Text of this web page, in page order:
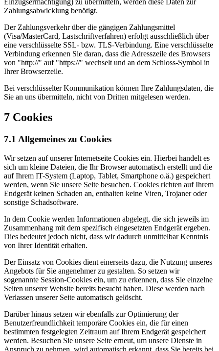
Zahlungsabwicklung benötigt.
Der Zahlungsverkehr über die gängigen Zahlungsmittel
(Visa/MasterCard, Lastschriftverfahren) erfolgt ausschließlich über
eine verschlüsselte SSL- bzw. TLS-Verbindung. Eine verschlüsselte
Verbindung erkennen Sie daran, dass die Adresszeile des Browsers
von "http://" auf "https://" wechselt und an dem Schloss-Symbol in
Ihrer Browserzeile.
Bei verschlüsselter Kommunikation können Ihre Zahlungsdaten, die
Sie an uns übermitteln, nicht von Dritten mitgelesen werden.
7 Cookies
7.1 Allgemeines zu Cookies
Wir setzen auf unserer Internetseite Cookies ein. Hierbei handelt es
sich um kleine Dateien, die Ihr Browser automatisch erstellt und die
auf Ihrem IT-System (Laptop, Tablet, Smartphone o.ä.) gespeichert
werden, wenn Sie unsere Seite besuchen. Cookies richten auf Ihrem
Endgerät keinen Schaden an, enthalten keine Viren, Trojaner oder
sonstige Schadsoftware.
In dem Cookie werden Informationen abgelegt, die sich jeweils im
Zusammenhang mit dem spezifisch eingesetzten Endgerät ergeben.
Dies bedeutet jedoch nicht, dass wir dadurch unmittelbar Kenntnis
von Ihrer Identität erhalten.
Der Einsatz von Cookies dient einerseits dazu, die Nutzung unseres
Angebots für Sie angenehmer zu gestalten. So setzen wir
sogenannte Session-Cookies ein, um zu erkennen, dass Sie einzelne
Seiten unserer Website bereits besucht haben. Diese werden nach
Verlassen unserer Seite automatisch gelöscht.
Darüber hinaus setzen wir ebenfalls zur Optimierung der
Benutzerfreundlichkeit temporäre Cookies ein, die für einen
bestimmten festgelegten Zeitraum auf Ihrem Endgerät gespeichert
werden. Besuchen Sie unsere Seite erneut, um unsere Dienste in